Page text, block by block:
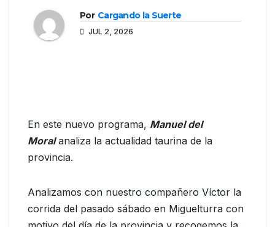
Por Cargando la Suerte
JUL 2, 2026
En este nuevo programa, Manuel del
Moralanaliza la actualidad taurina de la
provincia.
Analizamos con nuestro compañero Víctor la
corrida del pasado sábado en Miguelturra con